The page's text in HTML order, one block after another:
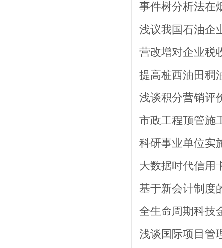
事件树分析法在
浅议我国石油企
营改增对企业税
提高桩西油田稠
浅谈积分营销评
市政工程顶管施
科研事业单位实
大数据时代信用
基于新会计制度
全生命周期科技
浅谈国际项目管